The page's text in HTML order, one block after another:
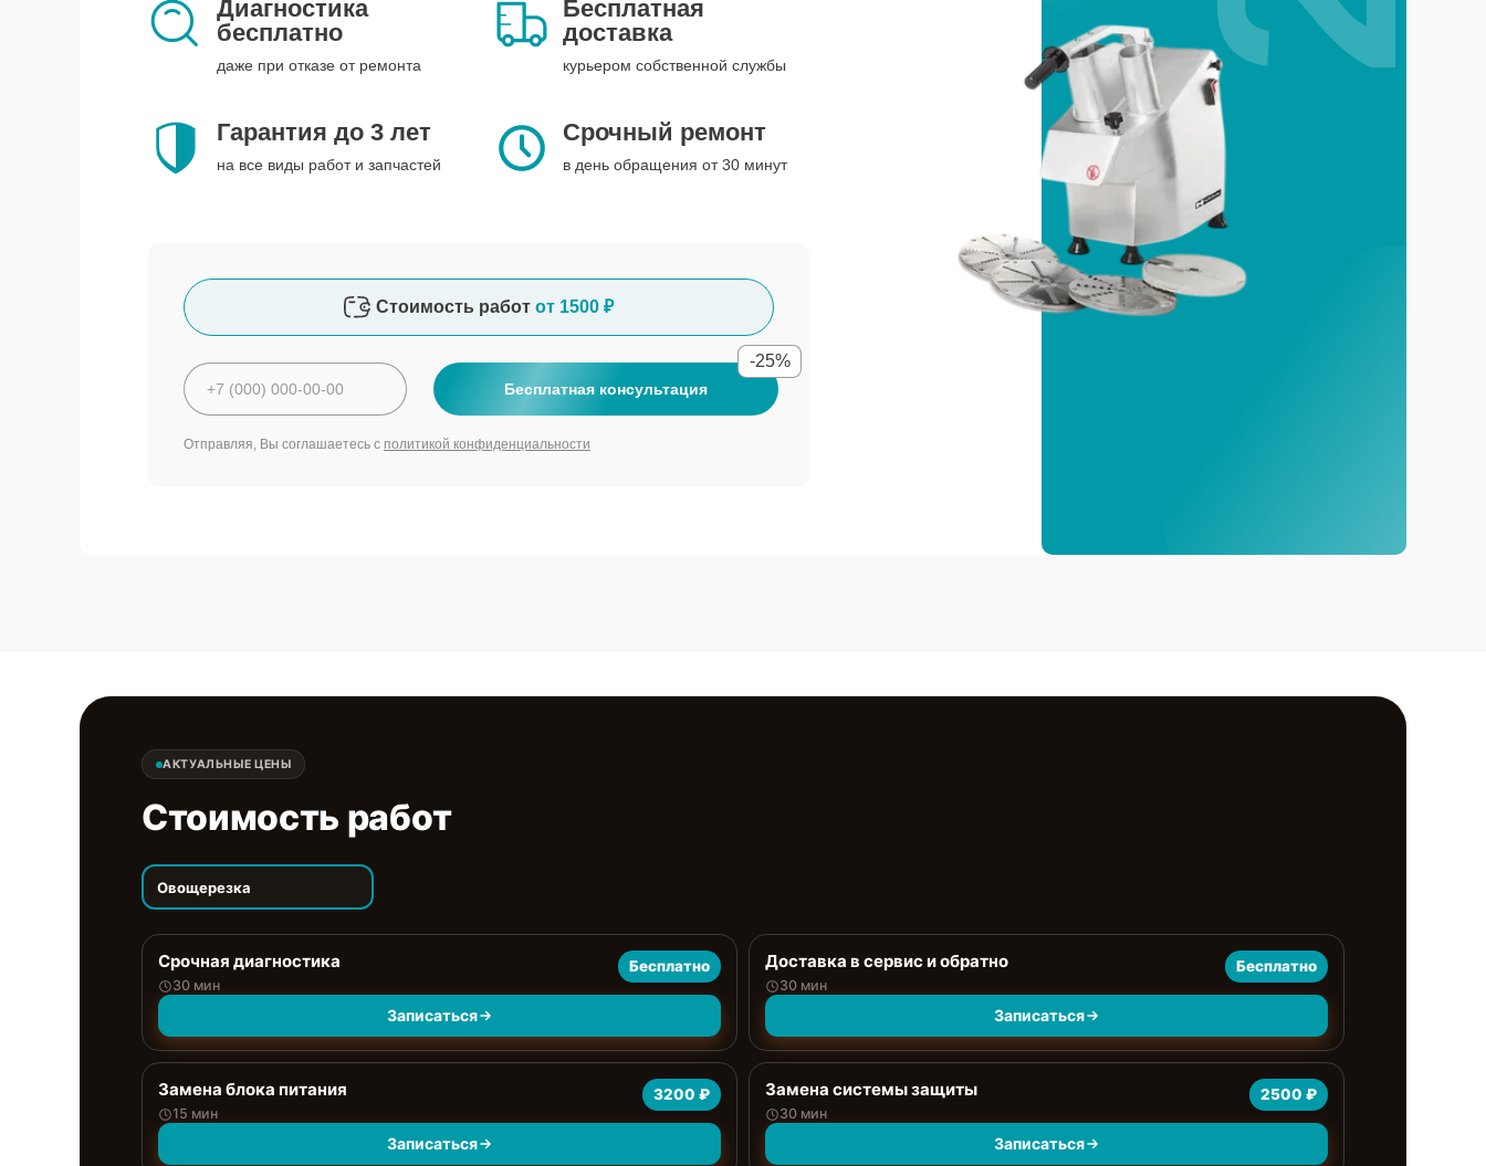
Диагностика
бесплатно
даже при отказе от ремонта
Бесплатная
доставка
курьером собственной службы
Гарантия до 3 лет
на все виды работ и запчастей
Срочный ремонт
в день обращения от 30 минут
Стоимость работ от 1500 ₽
Бесплатная консультация
-25%
Отправляя, Вы соглашаетесь с политикой конфиденциальности
АКТУАЛЬНЫЕ ЦЕНЫ
Стоимость работ
Овощерезка
Срочная диагностика
30 мин
Бесплатно
Записаться
Доставка в сервис и обратно
30 мин
Бесплатно
Записаться
Замена блока питания
15 мин
3200 ₽
Записаться
Замена системы защиты
30 мин
2500 ₽
Записаться